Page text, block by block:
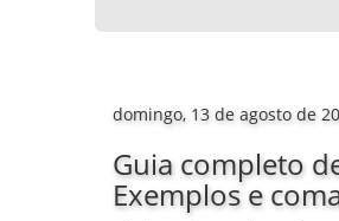
domingo, 13 de agosto de
Guia completo
Exemplos e